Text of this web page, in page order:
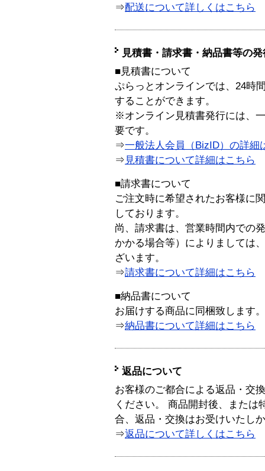
⇒配送について詳しくはこちら
見積書・請求書・納品書等の
■見積書について
ぷらっとオンラインでは、24時
することができます。
※オンライン見積書発行には、
要です。
⇒一般法人会員（BizID）の詳細
⇒ 見積書について詳細はこちら
■請求書について
ご注文時に希望されたお客様に
しております。
尚、請求書は、営業時間内での
かかる場合等）によりましては
ざいます。
⇒請求書について詳細はこちら
■納品書について
お届けする商品に同梱致します。
⇒納品書について詳細はこちら
返品について
お客様のご都合による返品・交
ください。 商品開封後、または
合、返品・交換はお受けいたし
⇒返品について詳しくはこちら